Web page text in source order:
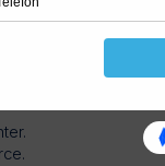
niestety program